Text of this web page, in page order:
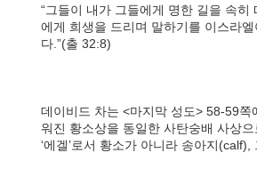
“그들이 내가 그들에게 명한 길을 속
에게 희생을 드리며 말하기를 이스라
다.”(출 32:8)
데이비드 차는 <마지막 성도> 58-59
워진 황소상을 동일한 사탄숭배 사상
‘에겔’로서 황소가 아니라 송아지